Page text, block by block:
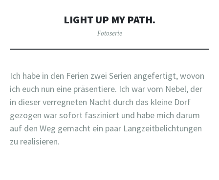
LIGHT UP MY PATH.
Fotoserie
Ich habe in den Ferien zwei Serien angefertigt, wovon
ich euch nun eine präsentiere. Ich war vom Nebel, der
in dieser verregneten Nacht durch das kleine Dorf
gezogen war sofort fasziniert und habe mich darum
auf den Weg gemacht ein paar Langzeitbelichtungen
zu realisieren.